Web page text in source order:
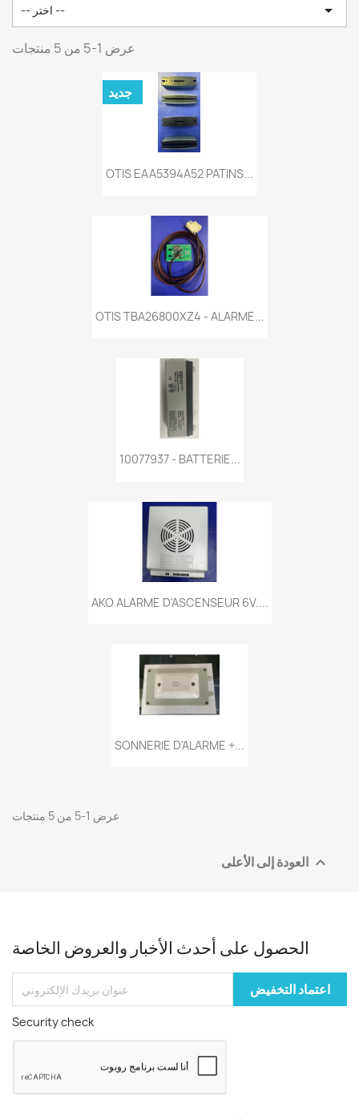
-- اختر -- 
عرض 1-5 من 5 منتجات
OTIS EAA5394A52 PATINS...
جديد
OTIS TBA26800XZ4 - ALARME...
10077937 - BATTERIE...
AKO ALARME D'ASCENSEUR 6V....
SONNERIE D'ALARME +...
عرض 1-5 من 5 منتجات

الحصول على أحدث الأخبار والعروض الخاصة
Security check